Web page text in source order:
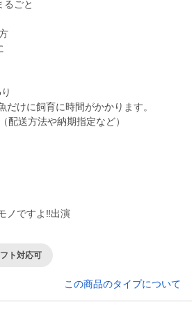
ごと
だけに飼育に時間がかかります。
ノですよ‼️出演
ト対応可
この商品のタイプについて